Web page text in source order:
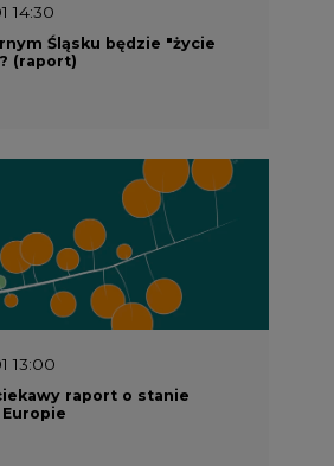
14:30
Śląsku będzie "życie
(raport)
13:00
raport o stanie